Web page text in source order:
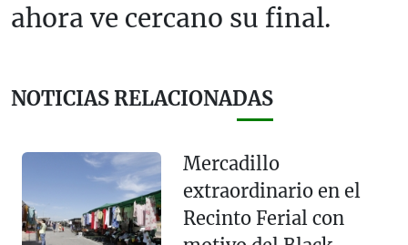
ahora ve cercano su final.
NOTICIAS RELACIONADAS
Mercadillo
extraordinario en el
Recinto Ferial con